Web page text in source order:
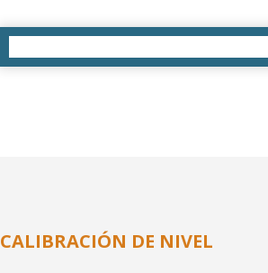
CALIBRACIÓN DE NIVEL